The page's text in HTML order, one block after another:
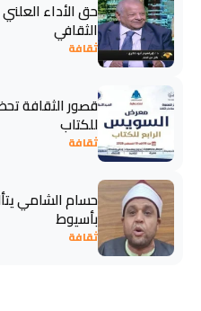
حق الأداء
الثقافي
ثقافة
قصور الثقافة
للكتاب
ثقافة
حسام الشامي
بأسيوط
ثقافة